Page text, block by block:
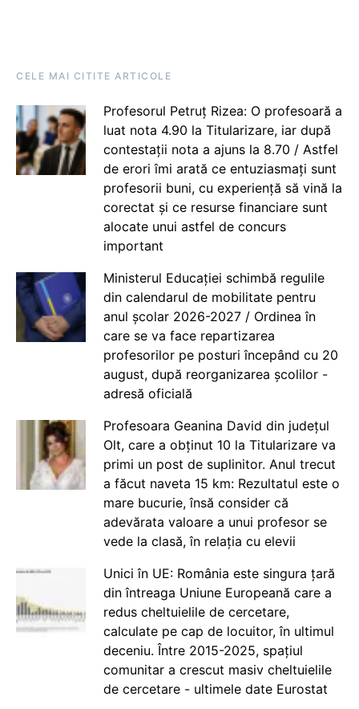
CELE MAI CITITE ARTICOLE
Profesorul Petruț Rizea: O profesoară a
luat nota 4.90 la Titularizare, iar după
contestații nota a ajuns la 8.70 / Astfel
de erori îmi arată ce entuziasmați sunt
profesorii buni, cu experiență să vină la
corectat și ce resurse financiare sunt
alocate unui astfel de concurs
important
Ministerul Educației schimbă regulile
din calendarul de mobilitate pentru
anul școlar 2026-2027 / Ordinea în
care se va face repartizarea
profesorilor pe posturi începând cu 20
august, după reorganizarea școlilor -
adresă oficială
Profesoara Geanina David din județul
Olt, care a obținut 10 la Titularizare va
primi un post de suplinitor. Anul trecut
a făcut naveta 15 km: Rezultatul este o
mare bucurie, însă consider că
adevărata valoare a unui profesor se
vede la clasă, în relația cu elevii
Unici în UE: România este singura țară
din întreaga Uniune Europeană care a
redus cheltuielile de cercetare,
calculate pe cap de locuitor, în ultimul
deceniu. Între 2015-2025, spațiul
comunitar a crescut masiv cheltuielile
de cercetare - ultimele date Eurostat